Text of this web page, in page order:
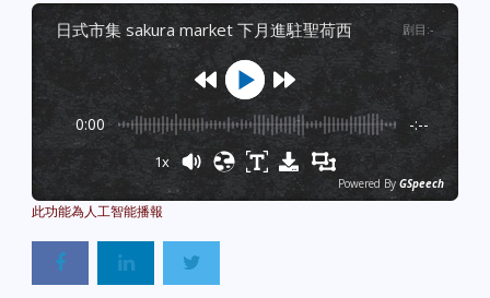
日式市集 sakura market 下月進駐聖荷西 剧目 :-
0:00 -:--
1x
Powered By GSpeech